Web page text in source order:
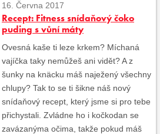
16. Června 2017
Recept: Fitness snídaňový čoko
puding s vůní máty
Ovesná kaše ti leze krkem? Míchaná
vajíčka taky nemůžeš ani vidět? A z
šunky na knäcku máš naježený všechny
chlupy? Tak to se ti šikne náš nový
snídaňový recept, který jsme si pro tebe
přichystali. Zvládne ho i kočkodan se
zavázanýma očima, takže pokud máš